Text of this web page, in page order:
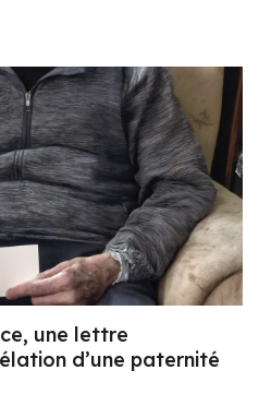
une lettre
d’une paternité